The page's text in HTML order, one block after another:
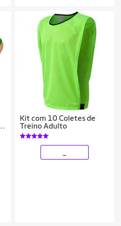
Kit com 10 Coletes de
Treino Adulto